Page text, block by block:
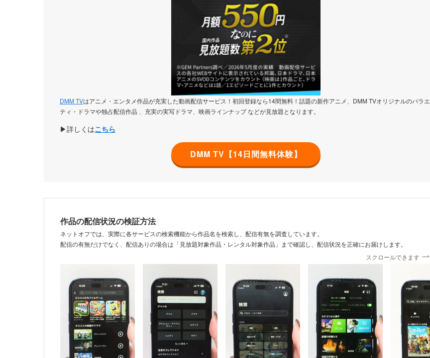
DMM TVはアニメ・エンタメ作品が充実した動画配信サービス！初回登録なら14間無料！話題の新作アニメ、DMM TVオリジナルのバラエ
ティ・ドラマや独占配信作品 、充実の実写ドラマ、映画ラインナップ などが見放題となります。
▶詳しくはこちら
DMM TV【14日間無料体験】
作品の配信状況の検証方法
ネットオフでは、実際に各サービスの検索機能から作品名を検索し、配信有無を調査しています。
配信の有無だけでなく、配信ありの場合は「見放題対象作品・レンタル対象作品」まで確認し、配信状況を正確にお届けします。
スクロールできます